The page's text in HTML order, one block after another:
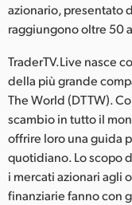
Mexico
Netherlands
New Zealand
Norway
Poland
azionario, presentato
raggiungono oltre 50
TraderTV.Live nasce
della più grande
The World (DTTW).
scambio in tutto il
offrire loro una guida
quotidiano. Lo scopo
i mercati azionari agli
finanziarie fanno con